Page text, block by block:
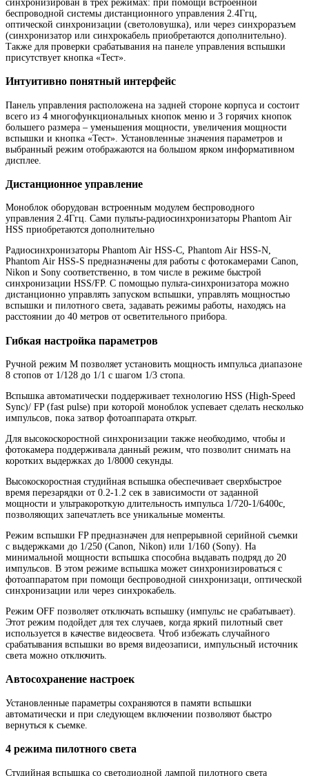
синхронизирован в трех режимах: при помощи встроенной
беспроводной системы дистанционного управления 2.4Ггц,
оптической синхронизации (светоловушка), или через синхроразъем
(синхронизатор или синхрокабель приобретаются дополнительно).
Также для проверки срабатывания на панеле управления вспышки
присутствует кнопка «Тест».
Интуитивно понятный интерфейс
Панель управления расположена на задней стороне корпуса и состоит
всего из 4 многофункциональных кнопок меню и 3 горячих кнопок
большего размера – уменьшения мощности, увеличения мощности
вспышки и кнопка «Тест». Установленные значения параметров и
выбранный режим отображаются на большом ярком информативном
дисплее.
Дистанционное управление
Моноблок оборудован встроенным модулем беспроводного
управления 2.4Ггц. Сами пульты-радиосинхронизаторы Phantom Air
HSS приобретаются дополнительно
Радиосинхронизаторы Phantom Air HSS-C, Phantom Air HSS-N,
Phantom Air HSS-S предназначены для работы с фотокамерами Canon,
Nikon и Sony соответственно, в том числе в режиме быстрой
синхронизации HSS/FP. С помощью пульта-синхронизатора можно
дистанционно управлять запуском вспышки, управлять мощностью
вспышки и пилотного света, задавать режимы работы, находясь на
расстоянии до 40 метров от осветительного прибора.
Гибкая настройка параметров
Ручной режим М позволяет установить мощность импульса диапазоне
8 стопов от 1/128 до 1/1 с шагом 1/3 стопа.
Вспышка автоматически поддерживает технологию HSS (High-Speed
Sync)/ FP (fast pulse) при которой моноблок успевает сделать несколько
импульсов, пока затвор фотоаппарата открыт.
Для высокоскоростной синхронизации также необходимо, чтобы и
фотокамера поддерживала данный режим, что позволит снимать на
коротких выдержках до 1/8000 секунды.
Высокоскоростная студийная вспышка обеспечивает сверхбыстрое
время перезарядки от 0.2-1.2 сек в зависимости от заданной
мощности и ультракороткую длительность импульса 1/720-1/6400с,
позволяющих запечатлеть все уникальные моменты.
Режим вспышки FP предназначен для непрерывной серийной съемки
с выдержками до 1/250 (Canon, Nikon) или 1/160 (Sony). На
минимальной мощности вспышка способна выдавать подряд до 20
импульсов. В этом режиме вспышка может синхронизироваться с
фотоаппаратом при помощи беспроводной синхронизаци, оптической
синхронизации или через синхрокабель.
Режим OFF позволяет отключать вспышку (импульс не срабатывает).
Этот режим подойдет для тех случаев, когда яркий пилотный свет
используется в качестве видеосвета. Чтоб избежать случайного
срабатывания вспышки во время видеозаписи, импульсный источник
света можно отключить.
Автосохранение настроек
Установленные параметры сохраняются в памяти вспышки
автоматически и при следующем включении позволяют быстро
вернуться к съемке.
4 режима пилотного света
Студийная вспышка со светодиодной лампой пилотного света